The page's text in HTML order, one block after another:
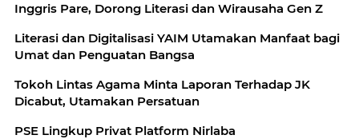
Inggris Pare, Dorong Literasi dan Wirausaha Gen Z
Literasi dan Digitalisasi YAIM Utamakan Manfaat bagi
Umat dan Penguatan Bangsa
Tokoh Lintas Agama Minta Laporan Terhadap JK
Dicabut, Utamakan Persatuan
PSE Lingkup Privat Platform Nirlaba